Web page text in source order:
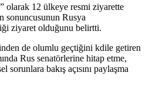
olarak 12 ülkeye resmi ziyarette
sonuncusunun Rusya
ziyaret olduğunu belirtti.
de olumlu geçtiğini kdile getiren
Rus senatörlerine hitap etme,
bakış açısını paylaşma